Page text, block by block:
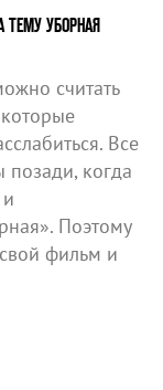
УБОРНАЯ
считать
Все
позади, когда
Поэтому
фильм и